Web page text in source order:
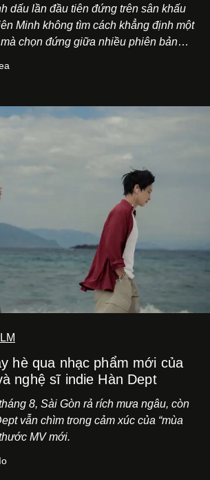
dấu lần đầu tiên đứng trên sân khấu
Minh không tìm cách khẳng định một
chọn đứng giữa nhiều phiên bản
một cách "take the risk" khác, ngoài
hè qua nhạc phẩm mới của
nghệ sĩ indie Hàn Dept
8, Sài Gòn rả rích mưa ngâu, còn
vẫn chìm trong cảm xúc của “mùa
MV mới.